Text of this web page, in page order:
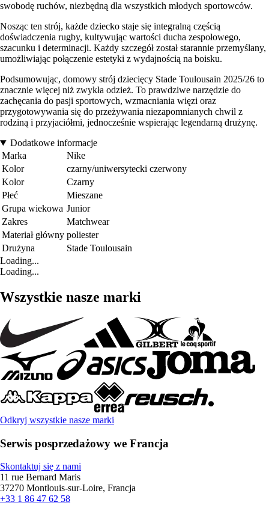
swobodę ruchów, niezbędną dla wszystkich młodych sportowców.
Nosząc ten strój, każde dziecko staje się integralną częścią
doświadczenia rugby, kultywując wartości ducha zespołowego,
szacunku i determinacji. Każdy szczegół został starannie przemyślany,
umożliwiając połączenie estetyki z wydajnością na boisku.
Podsumowując, domowy strój dziecięcy Stade Toulousain 2025/26 to
znacznie więcej niż zwykła odzież. To prawdziwe narzędzie do
zachęcania do pasji sportowych, wzmacniania więzi oraz
przygotowywania się do przeżywania niezapomnianych chwil z
rodziną i przyjaciółmi, jednocześnie wspierając legendarną drużynę.
Dodatkowe informacje
Marka
Nike
Kolor
czarny/uniwersytecki czerwony
Kolor
Czarny
Płeć
Mieszane
Grupa wiekowa Junior
Zakres
Matchwear
Materiał główny poliester
Drużyna
Stade Toulousain
Loading...
Loading...
Wszystkie nasze marki
Odkryj wszystkie nasze marki
Serwis posprzedażowy we Francja
Skontaktuj się z nami
11 rue Bernard Maris
37270 Montlouis-sur-Loire, Francja
+33 1 86 47 62 58